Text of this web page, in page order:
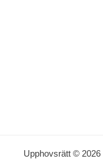
Upphovsrätt © 2026